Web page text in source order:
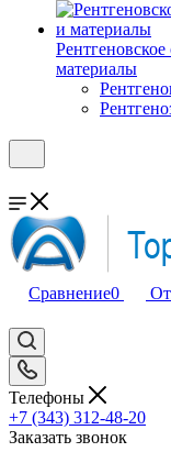
материалы
Сравнение0
Телефоны
+7 (343) 312-48-20
Заказать звонок